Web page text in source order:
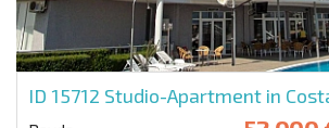
ID 15712 Studio-Apartment in